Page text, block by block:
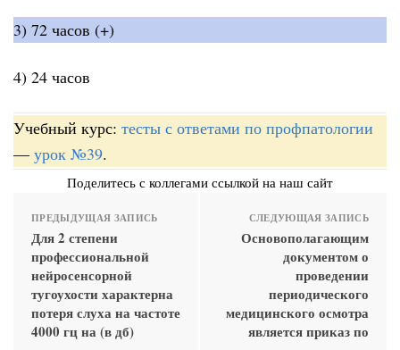
3) 72 часов (+)
4) 24 часов
Учебный курс: тесты с ответами по профпатологии
— урок №39.
Поделитесь с коллегами ссылкой на наш сайт
ПРЕДЫДУЩАЯ ЗАПИСЬ
Для 2 степени
профессиональной
нейросенсорной
тугоухости характерна
потеря слуха на частоте
4000 гц на (в дб)
СЛЕДУЮЩАЯ ЗАПИСЬ
Основополагающим
документом о
проведении
периодического
медицинского осмотра
является приказ по